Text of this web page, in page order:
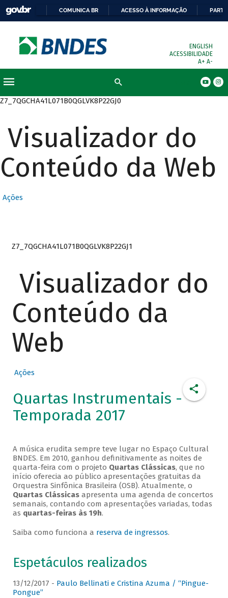
COMUNICA BR ACESSO À INFORMAÇÃO
ENGLISH
ACESSIBILIDADE
A+ A-
Z7_7QGCHA41L071B0QGLVK8P22GJ0
Visualizador do
Conteúdo da Web
Ações
Z7_7QGCHA41L071B0QGLVK8P22GJ1
Visualizador do
Conteúdo da
Web
Ações
Quartas Instrumentais -
Temporada 2017
A música erudita sempre teve lugar no Espaço Cultural
BNDES. Em 2010, ganhou definitivamente as noites de
quarta-feira com o projeto Quartas Clássicas, que no
início oferecia ao público apresentações gratuitas da
Orquestra Sinfônica Brasileira (OSB). Atualmente, o
Quartas Clássicasapresenta uma agenda de concertos
semanais, contando com apresentações variadas, todas
as quartas-feiras às 19h.
Saiba como funciona a reserva de ingressos.
Espetáculos realizados
13/12/2017 - Paulo Bellinati e Cristina Azuma / “Pingue-
Pongue”